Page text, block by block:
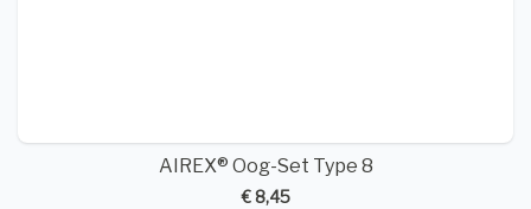
AIREX® Oog-Set Type 8
€ 8,45